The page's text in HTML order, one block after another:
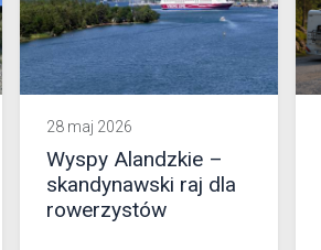
28 maj 2026
Wyspy Alandzkie –
skandynawski raj dla
rowerzystów